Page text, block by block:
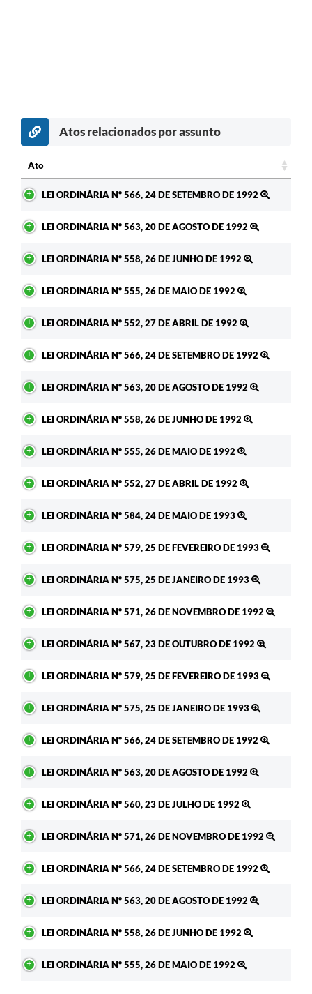
Atos relacionados por assunto
Ato
LEI ORDINÁRIA Nº 566, 24 DE SETEMBRO DE 1992
LEI ORDINÁRIA Nº 563, 20 DE AGOSTO DE 1992
LEI ORDINÁRIA Nº 558, 26 DE JUNHO DE 1992
LEI ORDINÁRIA Nº 555, 26 DE MAIO DE 1992
LEI ORDINÁRIA Nº 552, 27 DE ABRIL DE 1992
LEI ORDINÁRIA Nº 566, 24 DE SETEMBRO DE 1992
LEI ORDINÁRIA Nº 563, 20 DE AGOSTO DE 1992
LEI ORDINÁRIA Nº 558, 26 DE JUNHO DE 1992
LEI ORDINÁRIA Nº 555, 26 DE MAIO DE 1992
LEI ORDINÁRIA Nº 552, 27 DE ABRIL DE 1992
LEI ORDINÁRIA Nº 584, 24 DE MAIO DE 1993
LEI ORDINÁRIA Nº 579, 25 DE FEVEREIRO DE 1993
LEI ORDINÁRIA Nº 575, 25 DE JANEIRO DE 1993
LEI ORDINÁRIA Nº 571, 26 DE NOVEMBRO DE 1992
LEI ORDINÁRIA Nº 567, 23 DE OUTUBRO DE 1992
LEI ORDINÁRIA Nº 579, 25 DE FEVEREIRO DE 1993
LEI ORDINÁRIA Nº 575, 25 DE JANEIRO DE 1993
LEI ORDINÁRIA Nº 566, 24 DE SETEMBRO DE 1992
LEI ORDINÁRIA Nº 563, 20 DE AGOSTO DE 1992
LEI ORDINÁRIA Nº 560, 23 DE JULHO DE 1992
LEI ORDINÁRIA Nº 571, 26 DE NOVEMBRO DE 1992
LEI ORDINÁRIA Nº 566, 24 DE SETEMBRO DE 1992
LEI ORDINÁRIA Nº 563, 20 DE AGOSTO DE 1992
LEI ORDINÁRIA Nº 558, 26 DE JUNHO DE 1992
LEI ORDINÁRIA Nº 555, 26 DE MAIO DE 1992